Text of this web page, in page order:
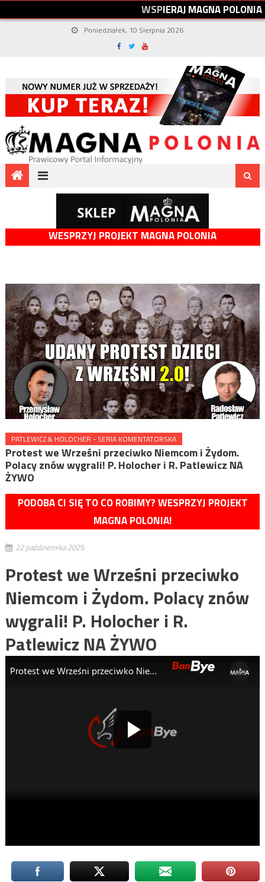
WSPIERAJMAGNAPOLONIA
Poniedziałek, 10 Sierpnia 2026
WESPRZYJ PROJEKT MAGNA POLONIA
PATLEWICZ & HOLOCHER - SERIA KOMENTATORSKA
Protest we Wrześni przeciwko Niemcom i Żydom.
Polacy znów wygrali! P. Holocher i R. Patlewicz NA
ŻYWO
PODOBA CI SIĘ TO CO ROBIMY? WESPRZYJ PROJEKT
MAGNA POLONIA!
22 października 2025
Protest we Wrześni przeciwko
Niemcom i Żydom. Polacy znów
wygrali! P. Holocher i R.
Patlewicz NA ŻYWO